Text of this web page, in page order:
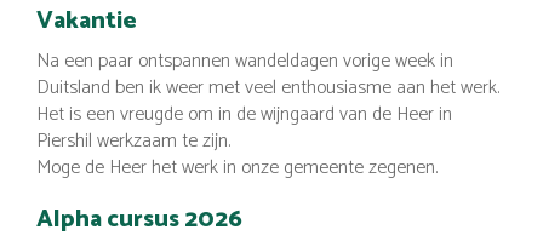
Vakantie
Na een paar ontspannen wandeldagen vorige week in
Duitsland ben ik weer met veel enthousiasme aan het werk.
Het is een vreugde om in de wijngaard van de Heer in
Piershil werkzaam te zijn.
Moge de Heer het werk in onze gemeente zegenen.
Alpha cursus 2026